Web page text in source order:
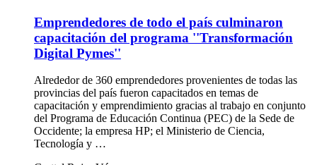
Otto Salas Murillo
Encuesta, Empresas, Comercio, Agropecuario, Manufactura,
Economía, IICE, Investigación